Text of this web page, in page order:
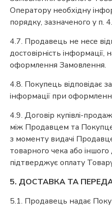
Оператору необхідну
порядку, зазначеного у п.
4.7. Продавець не несе
достовірність інформації,
оформлення Замовлення.
4.8. Покупець відповідає
інформації при
4.9. Договір купівлі-
між Продавцем та
з моменту видачі
товарного чека або
підтверджує оплату
5. ДОСТАВКА ТА
5.1. Продавець надає